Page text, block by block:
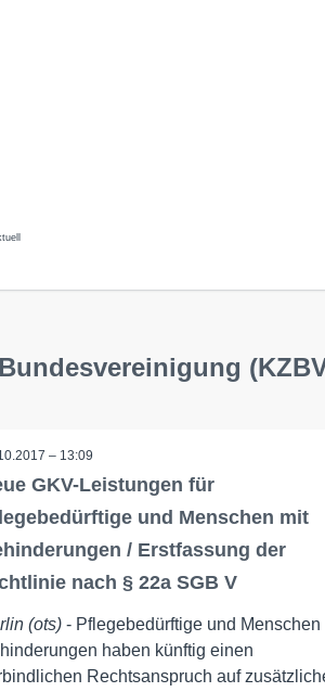
– 13:09
GKV-Leistungen für
und Menschen mit
/ Erstfassung der
nach § 22a SGB V
(ots)- Pflegebedürftige und Menschen
haben künftig einen
Rechtsanspruch auf